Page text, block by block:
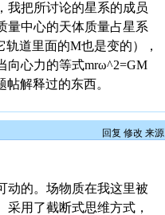
我把所讨论的星系的成员
量中心的天体质量占星系
道里面的M也是变的），
向心力的等式mrω^2=GM
解释过的东西。
回复 修改 来源
动的。场物质在我这里被
用了截断式思维方式，